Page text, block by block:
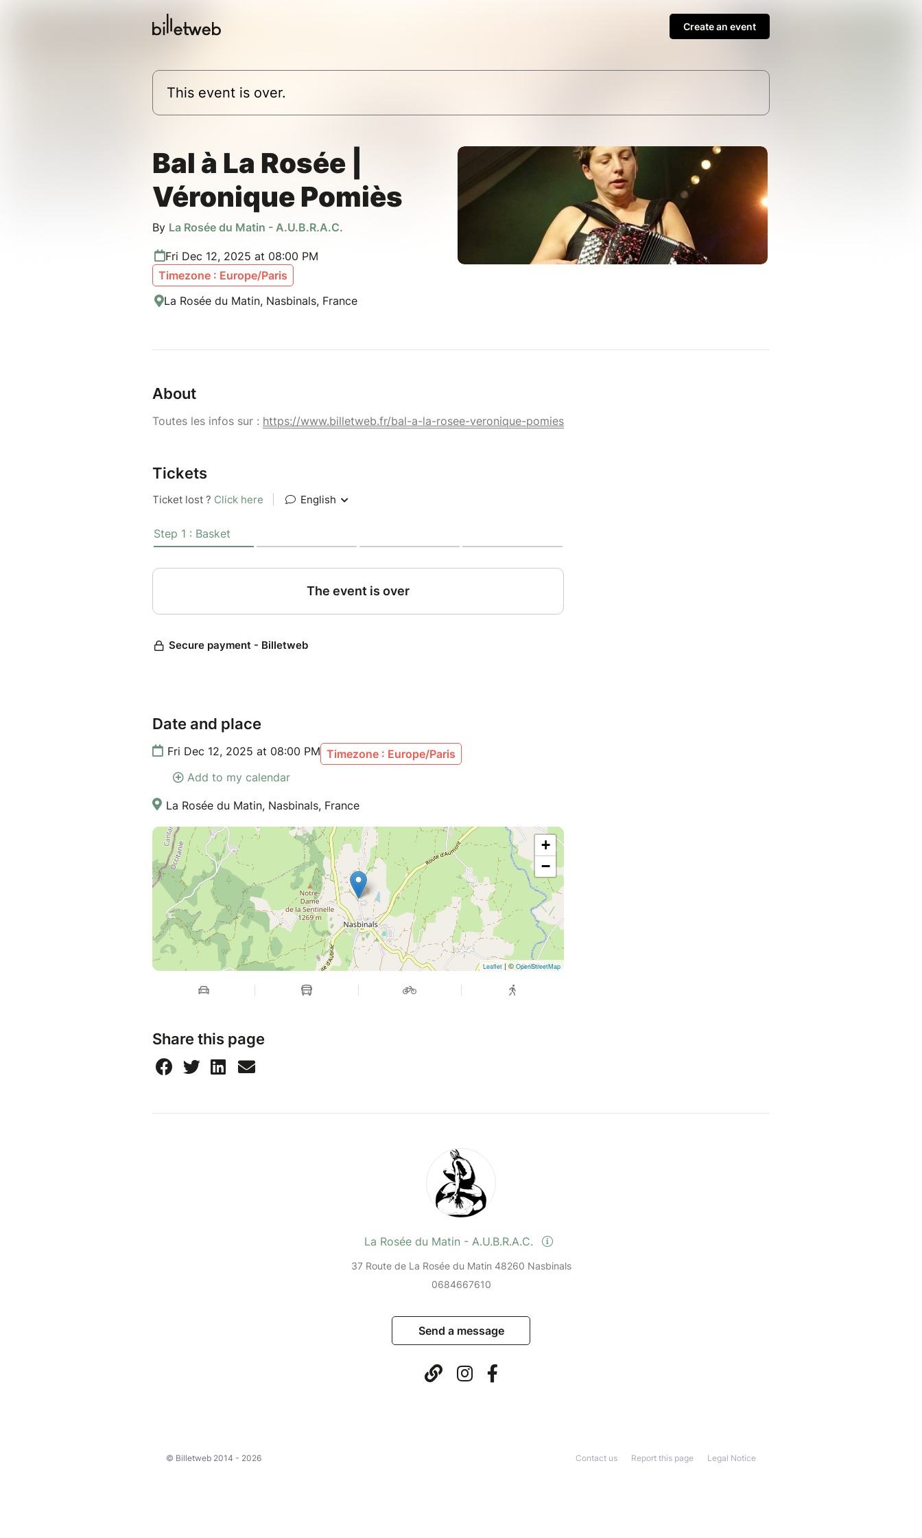
Create an event
This event is over.
Bal à La Rosée |
Véronique Pomiès
By La Rosée du Matin - A.U.B.R.A.C.
Fri Dec 12, 2025 at 08:00 PM
Timezone : Europe/Paris
La Rosée du Matin, Nasbinals, France
About
Toutes les infos sur : https://www.billetweb.fr/bal-a-la-rosee-veronique-pomies
Tickets
Date and place
Fri Dec 12, 2025 at 08:00 PM Timezone : Europe/Paris
Add to my calendar
La Rosée du Matin, Nasbinals, France
+
−
Leaflet| © OpenStreetMap
Share this page
La Rosée du Matin - A.U.B.R.A.C.
37 Route de La Rosée du Matin 48260 Nasbinals
0684667610
Send a message
© Billetweb 2014 - 2026 Legal Notice
Report this page
Contact us